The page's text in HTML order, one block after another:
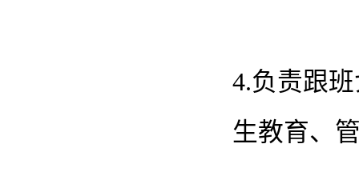
4.负责跟
生教育、